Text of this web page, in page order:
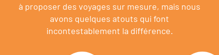
à proposer des voyages sur mesure, mais nous
avons quelques atouts qui font
incontestablement la différence.